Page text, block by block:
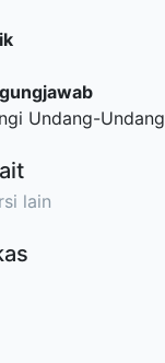
Undang-Undang
lain